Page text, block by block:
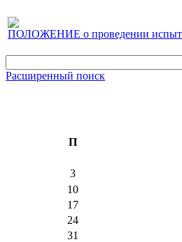
ПОЛОЖЕНИЕ о проведении
Расширенный поиск
П
3
10
17
24
31